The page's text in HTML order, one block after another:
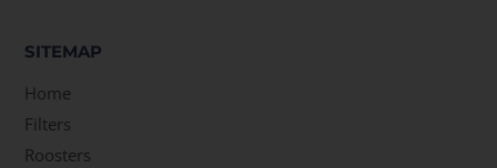
SITEMAP
Home
Filters
Roosters